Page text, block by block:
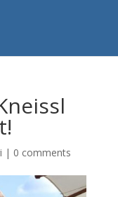
| 0 comments